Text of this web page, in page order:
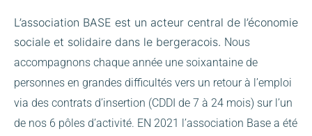
L’association BASE est un acteur central de l’économie
sociale et solidaire dans le bergeracois. Nous
accompagnons chaque année une soixantaine de
personnes en grandes difficultés vers un retour à l’emploi
via des contrats d’insertion (CDDI de 7 à 24 mois) sur l’un
de nos 6 pôles d’activité. EN 2021 l’association Base a été